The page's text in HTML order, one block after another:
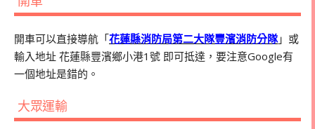
開車可以直接導航「花蓮縣消防局第二大隊豐濱消防分隊」或
輸入地址 花蓮縣豐濱鄉小港1號 即可抵達，要注意Google有
一個地址是錯的。
大眾運輸